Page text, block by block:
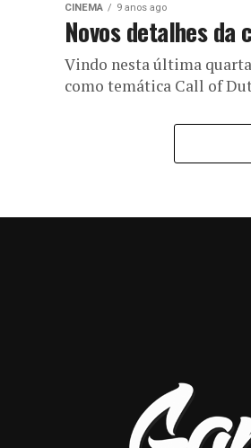
CINEMA 9 anos ago
Novos detalhes da
Vindo nesta última
como temática Call of